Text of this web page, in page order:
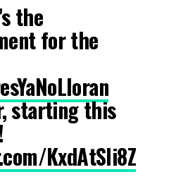
the
for the
starting this
KxdAtSIi8Z